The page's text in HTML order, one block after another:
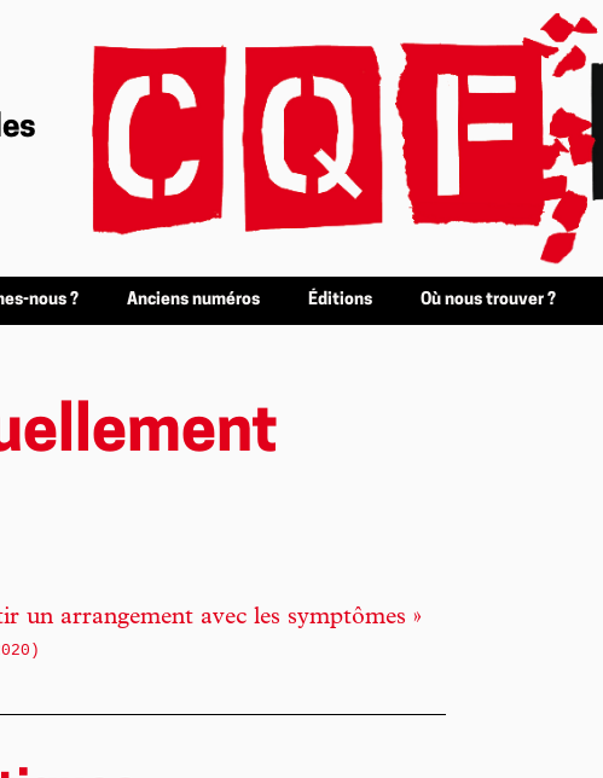
nous ? Anciens numéros Éditions Où nous trouver ?
un arrangement avec les symptômes »